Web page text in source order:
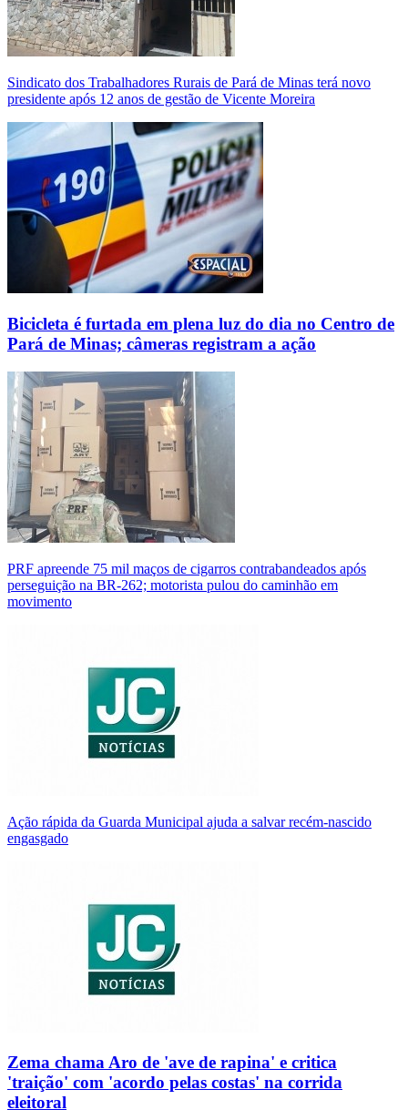
Sindicato dos Trabalhadores Rurais de Pará de Minas terá novo
presidente após 12 anos de gestão de Vicente Moreira
Bicicleta é furtada em plena luz do dia no Centro de
Pará de Minas; câmeras registram a ação
PRF apreende 75 mil maços de cigarros contrabandeados após
perseguição na BR-262; motorista pulou do caminhão em
movimento
Ação rápida da Guarda Municipal ajuda a salvar recém-nascido
engasgado
Zema chama Aro de 'ave de rapina' e critica
'traição' com 'acordo pelas costas' na corrida
eleitoral